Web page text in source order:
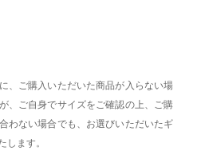
、ご購入いただいた商品が入らない場
、ご自身でサイズをご確認の上、ご購
わない場合でも、お選びいただいたギ
します。